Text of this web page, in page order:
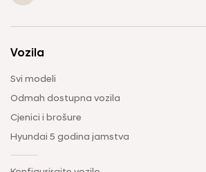
Vozila
Svi modeli
Odmah dostupna vozila
Cjenici i brošure
Hyundai 5 godina jamstva